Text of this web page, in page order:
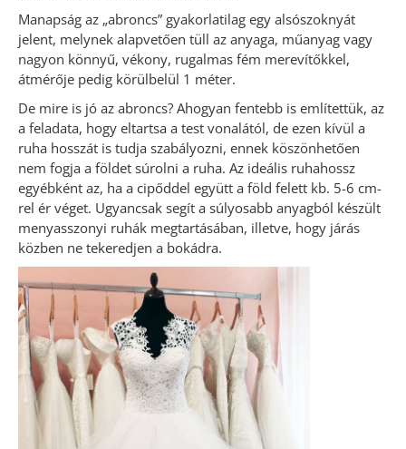
Manapság az „abroncs” gyakorlatilag egy alsószoknyát
jelent, melynek alapvetően tüll az anyaga, műanyag vagy
nagyon könnyű, vékony, rugalmas fém merevítőkkel,
átmérője pedig körülbelül 1 méter.
De mire is jó az abroncs? Ahogyan fentebb is említettük, az
a feladata, hogy eltartsa a test vonalától, de ezen kívül a
ruha hosszát is tudja szabályozni, ennek köszönhetően
nem fogja a földet súrolni a ruha. Az ideális ruhahossz
egyébként az, ha a cipőddel együtt a föld felett kb. 5-6 cm-
rel ér véget. Ugyancsak segít a súlyosabb anyagból készült
menyasszonyi ruhák megtartásában, illetve, hogy járás
közben ne tekeredjen a bokádra.